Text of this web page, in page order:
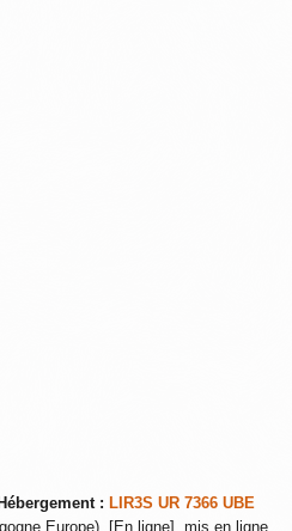
Hébergement : LIR3S UR 7366 UBE
Europe), [En ligne], mis en ligne